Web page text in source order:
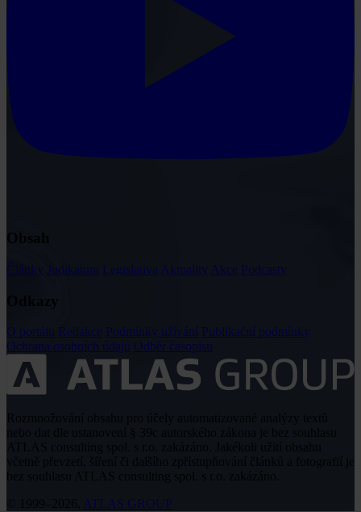
Články Judikatura Legislativa Aktuality Akce Podcasty
O portálu Redakce Podmínky užívání Publikační podmínky
Ochrana osobních údajů Odběr časopisu
včetně převzetí, šíření či dalšího zpřístupňování článků a fotografií je
ATLAS GROUP